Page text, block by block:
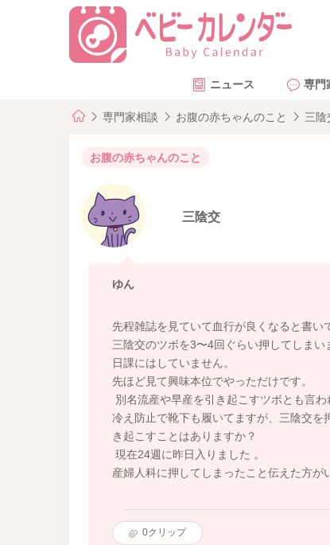
ニュース 専門
専門家相談 お腹の赤ちゃんのこと 三陰
お腹の赤ちゃんのこと
三陰交
ゆん
先程雑誌を見ていて血行が良くなると書い
三陰交のツボを3〜4回ぐらい押してしまい
日課にはしていません。
先ほど見て興味本位でやっただけです。
別名流産や早産を引き起こすツボとも言
冷え防止で靴下も履いてますが、三陰交を
き起こすことはありますか？
現在24週に昨日入りました 。
産婦人科に押してしまったこと伝えた方が
0クリップ